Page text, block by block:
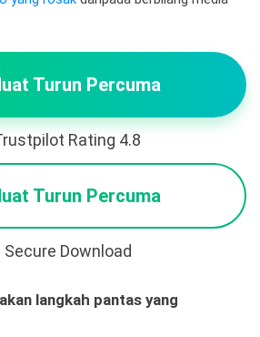
Turun Percuma
Rating 4.8
Turun Percuma
Secure Download
langkah pantas yang